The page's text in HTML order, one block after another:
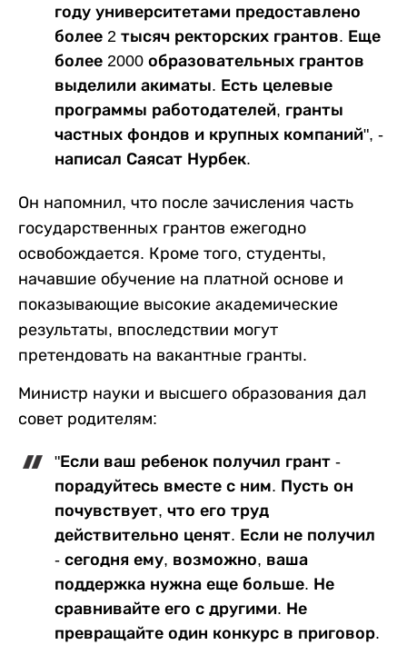
году университетами предоставлено
более 2 тысяч ректорских грантов. Еще
более 2000 образовательных грантов
выделили акиматы. Есть целевые
программы работодателей, гранты
частных фондов и крупных компаний", -
написал Саясат Нурбек.
Он напомнил, что после зачисления часть
государственных грантов ежегодно
освобождается. Кроме того, студенты,
начавшие обучение на платной основе и
показывающие высокие академические
результаты, впоследствии могут
претендовать на вакантные гранты.
Министр науки и высшего образования дал
совет родителям:
"Если ваш ребенок получил грант -
порадуйтесь вместе с ним. Пусть он
почувствует, что его труд
действительно ценят. Если не получил
- сегодня ему, возможно, ваша
поддержка нужна еще больше. Не
сравнивайте его с другими. Не
превращайте один конкурс в приговор.